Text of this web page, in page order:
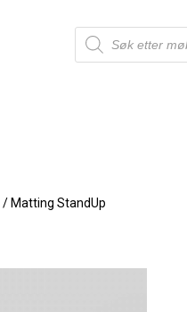
/ Matting StandUp